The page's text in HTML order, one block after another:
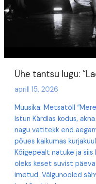
Ühe tantsu lugu:
aprill 15, 2026
Muusika: Metsatöll
Istun Kärdlas kodus,
nagu vatitekk end
põues kaikumas
Kõigepealt natuke ja siis
oleks keset suvist
imetud. Välgunooled